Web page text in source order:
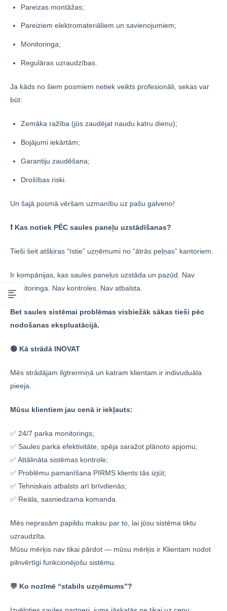
Pareizas montāžas;
Pareiziem elektromateriāliem un savienojumiem;
Monitoringa;
Regulāras uzraudzības.
Ja kāds no šiem posmiem netiek veikts profesionāli, sekas var
būt:
Zemāka ražība (jūs zaudējat naudu katru dienu);
Bojājumi iekārtām;
Garantiju zaudēšana;
Drošības riski.
Un šajā posmā vēršam uzmanību uz pašu galveno!
❗ Kas notiek PĒC saules paneļu uzstādīšanas?
Tieši šeit atšķiras “īstie” uzņēmumi no “ātrās peļņas” kantoriem.
Ir kompānijas, kas saules paneļus uzstāda un pazūd. Nav
monitoringa. Nav kontroles. Nav atbalsta.
Bet saules sistēmai problēmas visbiežāk sākas tieši pēc
nodošanas ekspluatācijā.
🟢 Kā strādā INOVAT
Mēs strādājam ilgtrermiņā un katram klientam ir indivuduāla
pieeja.
Mūsu klientiem jau cenā ir iekļauts:
✅ 24/7 parka monitorings;
✅ Saules parka efektivitāte, spēja saražot plānoto apjomu;
✅ Attālināta sistēmas kontrole;
✅ Problēmu pamanīšana PIRMS klients tās izjūt;
✅ Tehniskais atbalsts arī brīvdienās;
✅ Reāla, sasniedzama komanda.
Mēs neprasām papildu maksu par to, lai jūsu sistēma tiktu
uzraudzīta.
Mūsu mērķis nav tikai pārdot — mūsu mērķis ir Klientam nodot
pilnvērtīgi funkcionējošu sistēmu.
💬 Ko nozīmē “stabils uzņēmums”?